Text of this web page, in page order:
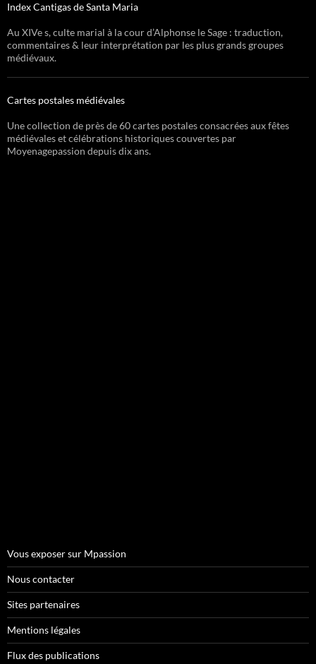
Index Cantigas de Santa Maria
Au XIVe s, culte marial à la cour d’Alphonse le Sage : traduction,
commentaires & leur interprétation par les plus grands groupes
médiévaux.
Cartes postales médiévales
Une collection de près de 60 cartes postales consacrées aux fêtes
médiévales et célébrations historiques couvertes par
Moyenagepassion depuis dix ans.
Vous exposer sur Mpassion
Nous contacter
Sites partenaires
Mentions légales
Flux des publications